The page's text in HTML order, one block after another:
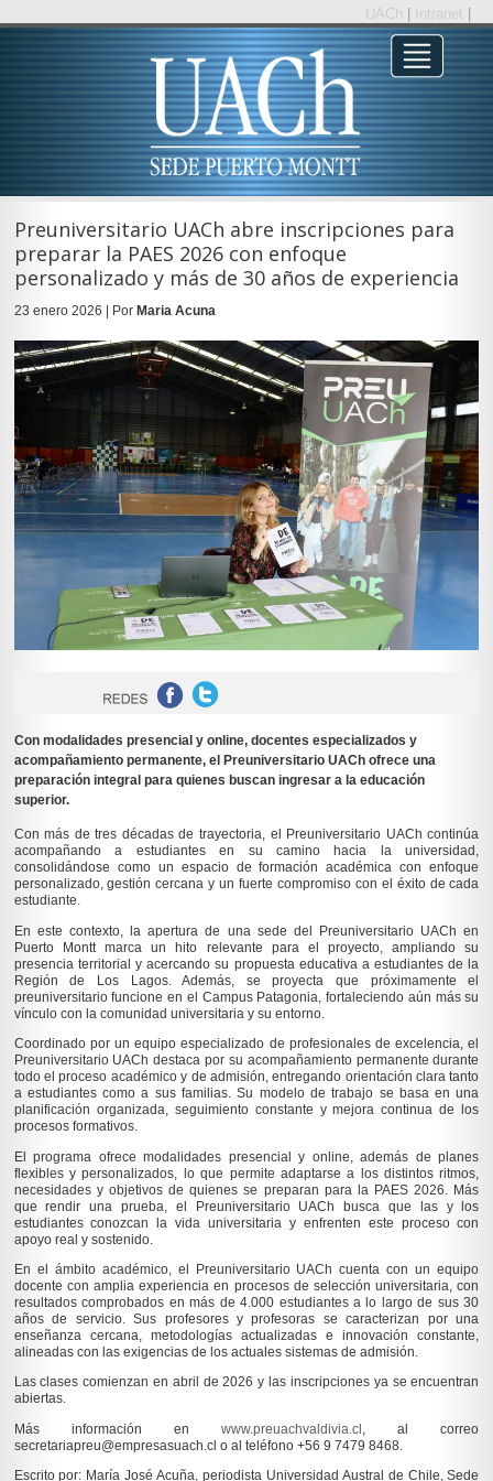
UACh Intranet
Preuniversitario UACh abre inscripciones para
preparar la PAES 2026 con enfoque
personalizado y más de 30 años de experiencia
23 enero 2026 | Por Maria Acuna
Con modalidades presencial y online, docentes especializados y
acompañamiento permanente, el Preuniversitario UACh ofrece una
preparación integral para quienes buscan ingresar a la educación
superior.
Con más de tres décadas de trayectoria, el Preuniversitario UACh continúa
acompañando a estudiantes en su camino hacia la universidad,
consolidándose como un espacio de formación académica con enfoque
personalizado, gestión cercana y un fuerte compromiso con el éxito de cada
estudiante.
En este contexto, la apertura de una sede del Preuniversitario UACh en
Puerto Montt marca un hito relevante para el proyecto, ampliando su
presencia territorial y acercando su propuesta educativa a estudiantes de la
Región de Los Lagos. Además, se proyecta que próximamente el
preuniversitario funcione en el Campus Patagonia, fortaleciendo aún más su
vínculo con la comunidad universitaria y su entorno.
Coordinado por un equipo especializado de profesionales de excelencia, el
Preuniversitario UACh destaca por su acompañamiento permanente durante
todo el proceso académico y de admisión, entregando orientación clara tanto
a estudiantes como a sus familias. Su modelo de trabajo se basa en una
planificación organizada, seguimiento constante y mejora continua de los
procesos formativos.
El programa ofrece modalidades presencial y online, además de planes
flexibles y personalizados, lo que permite adaptarse a los distintos ritmos,
necesidades y objetivos de quienes se preparan para la PAES 2026. Más
que rendir una prueba, el Preuniversitario UACh busca que las y los
estudiantes conozcan la vida universitaria y enfrenten este proceso con
apoyo real y sostenido.
En el ámbito académico, el Preuniversitario UACh cuenta con un equipo
docente con amplia experiencia en procesos de selección universitaria, con
resultados comprobados en más de 4.000 estudiantes a lo largo de sus 30
años de servicio. Sus profesores y profesoras se caracterizan por una
enseñanza cercana, metodologías actualizadas e innovación constante,
alineadas con las exigencias de los actuales sistemas de admisión.
Las clases comienzan en abril de 2026 y las inscripciones ya se encuentran
abiertas.
Más información enwww.preuachvaldivia.cl , al correo
secretariapreu@empresasuach.cl o al teléfono +56 9 7479 8468.
Escrito por: María José Acuña, periodista Universidad Austral de Chile, Sede